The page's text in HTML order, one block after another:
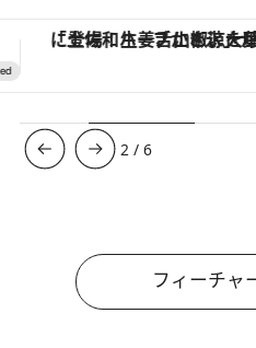
【銀座で出合う最旬美容】美髪ケアや上質な眠り…セルフケアのアップデートから、特別な名入れギ
3 /6
フィーチャ